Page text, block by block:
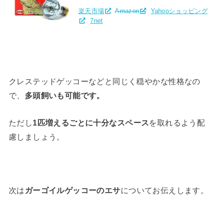
楽天市場 Amazon
Yahooショッピング
7net
クレステッドゲッコーなどと同じく穏やかな性格なの
で、 多頭飼いも可能です。
ただし1匹増えるごとに十分なスペースを取れるよう配
慮しましょう。
次は ガーゴイルゲッコーのエサについてお伝えします。